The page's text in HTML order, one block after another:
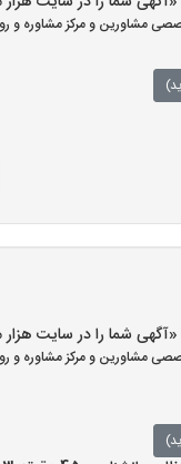
مشاورین و مرکز مشاوره و
را در سایت هزار مشاور دیده ام
مشاورین و مرکز مشاوره و